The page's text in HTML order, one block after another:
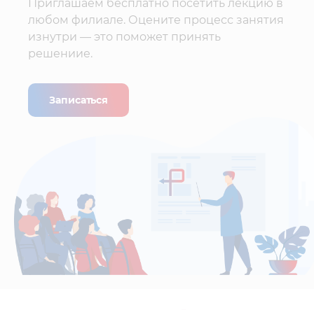
Приглашаем бесплатно посетить лекцию в
любом филиале. Оцените процесс занятия
изнутри — это поможет принять
решениие.
Записаться